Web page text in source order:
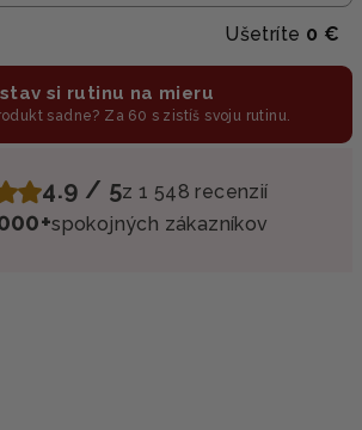
Ušetríte 0 €
si rutinu na mieru
sadne? Za 60 s zistíš svoju rutinu.
4.9 / 5z 1 548 recenzií
spokojných zákazníkov